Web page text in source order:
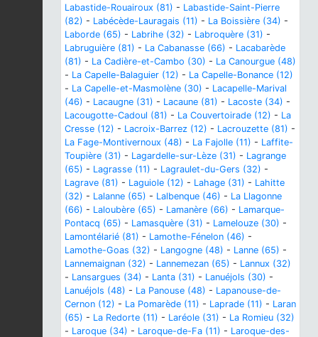
Labastide-Rouairoux (81) - Labastide-Saint-Pierre
(82) - Labécède-Lauragais (11) - La Boissière (34) -
Laborde (65) - Labrihe (32) - Labroquère (31) -
Labruguière (81) - La Cabanasse (66) - Lacabarède
(81) - La Cadière-et-Cambo (30) - La Canourgue (48)
- La Capelle-Balaguier (12) - La Capelle-Bonance (12)
- La Capelle-et-Masmolène (30) - Lacapelle-Marival
(46) - Lacaugne (31) - Lacaune (81) - Lacoste (34) -
Lacougotte-Cadoul (81) - La Couvertoirade (12) - La
Cresse (12) - Lacroix-Barrez (12) - Lacrouzette (81) -
La Fage-Montivernoux (48) - La Fajolle (11) - Laffite-
Toupière (31) - Lagardelle-sur-Lèze (31) - Lagrange
(65) - Lagrasse (11) - Lagraulet-du-Gers (32) -
Lagrave (81) - Laguiole (12) - Lahage (31) - Lahitte
(32) - Lalanne (65) - Lalbenque (46) - La Llagonne
(66) - Laloubère (65) - Lamanère (66) - Lamarque-
Pontacq (65) - Lamasquère (31) - Lamelouze (30) -
Lamontélarié (81) - Lamothe-Fénelon (46) -
Lamothe-Goas (32) - Langogne (48) - Lanne (65) -
Lannemaignan (32) - Lannemezan (65) - Lannux (32)
- Lansargues (34) - Lanta (31) - Lanuéjols (30) -
Lanuéjols (48) - La Panouse (48) - Lapanouse-de-
Cernon (12) - La Pomarède (11) - Laprade (11) - Laran
(65) - La Redorte (11) - Laréole (31) - La Romieu (32)
- Laroque (34) - Laroque-de-Fa (11) - Laroque-des-